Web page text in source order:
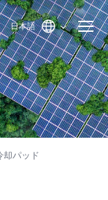
日本語
却パッド